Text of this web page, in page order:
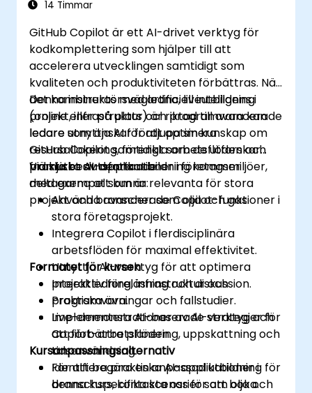
14 Timmar
GitHub Copilot är ett AI-drivet verktyg för
kodkomplettering som hjälper till att
accelerera utvecklingen samtidigt som
kvaliteten och produktiviteten förbättras. När
det kombineras med artificiell intelligens i
projekt, infrastruktur och programvara kan
ledare utnyttja AI för att optimera
resursallokering, förenkla arbetsflöden och
främja beslutsfattande.
Denna instruktörsvägledna, liveutbildning
(online eller på plats) är riktad till avancerade
ledare som önskar fördjupa sin kunskap om
GitHub Copilot samtidigt som de utforskar
praktiska AI-applikationer i företagsmiljöer,
med exempel som är relevanta för stora
projekt och branscher som olja och gas.
Vid slutet av denna utbildning kommer
deltagarna att kunna:
Använda avancerade Copilot-funktioner i
stora företagsprojekt.
Integrera Copilot i flerdisciplinära
arbetsflöden för maximal effektivitet.
Utnyttja AI-verktyg för att optimera
projektledning, infrastruktur och
programvara.
Implementera AI-baserade strategier för
att förbättra planering, uppskattning och
tidsanvändning.
Identifiera praktiska AI-applikationer i
branschspecifika scenarier som olja och
Formatet för kursen
Interaktiv föreläsning och diskussion.
Praktiska övningar och fallstudier.
Live-demonstrationer av AI-verktyg och
Copilot-arbetsflöden.
Kursanpassningsalternativ
För att begära en anpassad utbildning för
denna kurs, kontakta oss för att boka.